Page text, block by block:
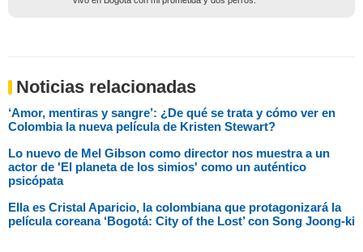
Noticias relacionadas
‘Amor, mentiras y sangre’: ¿De qué se trata y cómo ver en
Colombia la nueva película de Kristen Stewart?
Lo nuevo de Mel Gibson como director nos muestra a un
actor de 'El planeta de los simios' como un auténtico
psicópata
Ella es Cristal Aparicio, la colombiana que protagonizará la
película coreana ‘Bogotá: City of the Lost’ con Song Joong-ki